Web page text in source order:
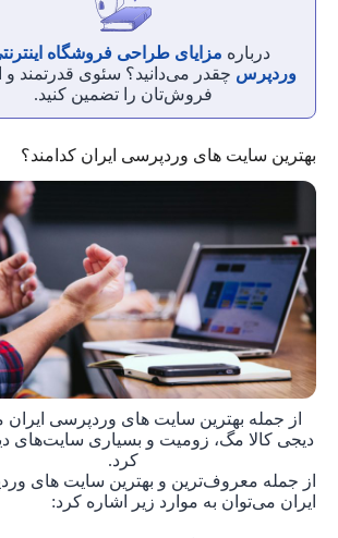
درباره مزایای طراحی فروشگاه
وردپرس چقدر می‌دانید؟ سئوی قدرتمند و
فروش‌تان را تضمین کنید.
بهترین سایت های وردپرسی ایران کدامند؟
از جمله بهترین سایت های وردپرسی ایران
دیجی کالا مگ، زومیت و بسیاری سایت‌های
کرد.
از جمله معروف‌ترین و بهترین سایت های
ایران می‌توان به موارد زیر اشاره کرد: